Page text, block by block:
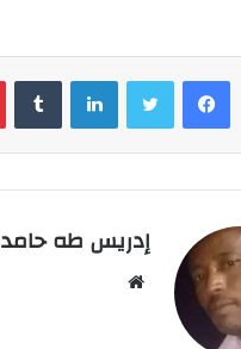
فيسبوك
إدريس طه حامد